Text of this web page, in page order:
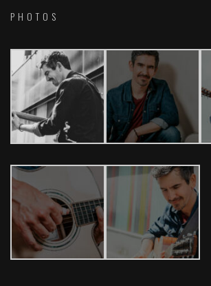
PHOTOS